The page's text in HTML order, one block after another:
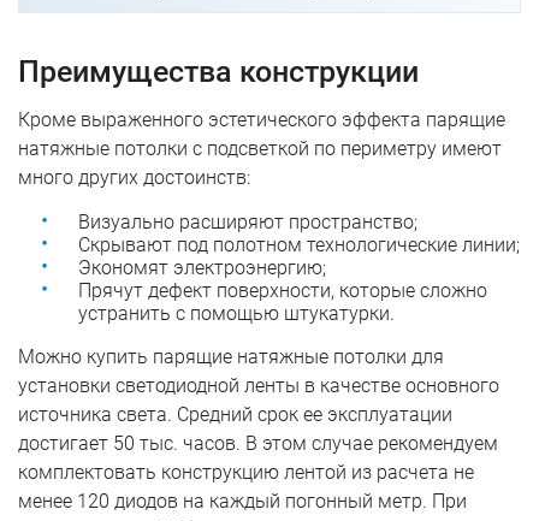
Преимущества конструкции
Кроме выраженного эстетического эффекта парящие
натяжные потолки с подсветкой по периметру имеют
много других достоинств:
Визуально расширяют пространство;
Скрывают под полотном технологические линии;
Экономят электроэнергию;
Прячут дефект поверхности, которые сложно
устранить с помощью штукатурки.
Можно купить парящие натяжные потолки для
установки светодиодной ленты в качестве основного
источника света. Средний срок ее эксплуатации
достигает 50 тыс. часов. В этом случае рекомендуем
комплектовать конструкцию лентой из расчета не
менее 120 диодов на каждый погонный метр. При